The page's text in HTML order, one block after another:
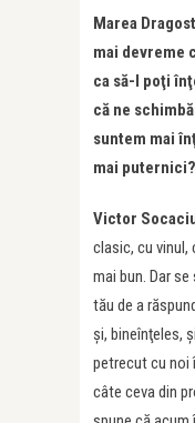
Marea
mai devreme
ca să-l poţi
că ne
suntem mai
mai puternici?
Victor
clasic, cu vinul,
mai bun. Dar
tău de a
şi, bineînţeles,
petrecut cu noi
câte ceva din